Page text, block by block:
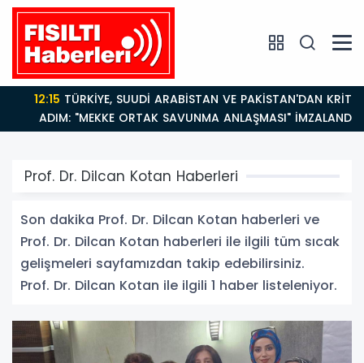
12:15TÜRKİYE, SUUDİ ARABİSTAN VE PAKİSTAN'DAN KRİTİK
ADIM: "MEKKE ORTAK SAVUNMA ANLAŞMASI" İMZALANDI!
Prof. Dr. Dilcan Kotan Haberleri
Son dakika Prof. Dr. Dilcan Kotan haberleri ve
Prof. Dr. Dilcan Kotan haberleri ile ilgili tüm sıcak
gelişmeleri sayfamızdan takip edebilirsiniz.
Prof. Dr. Dilcan Kotan ile ilgili 1 haber listeleniyor.